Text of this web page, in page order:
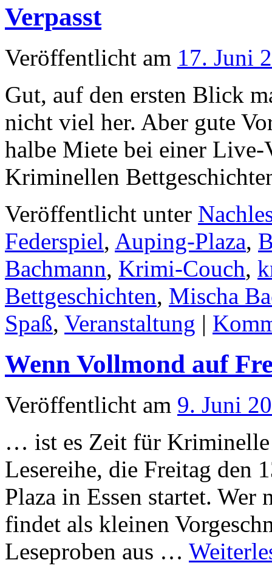
Verpasst
Veröffentlicht am 17. Juni
Gut, auf den ersten Blick
nicht viel her. Aber gute
halbe Miete bei einer Live-
Kriminellen
Veröffentlicht unter
Federspiel, Auping-Plaza,
Bachmann, Krimi-Couch,
Bettgeschichten, Mischa
Spaß, Veranstaltung |
Wenn Vollmond auf
Veröffentlicht am 9. Juni
… ist es Zeit für Kriminelle
Lesereihe, die Freitag den
Plaza in Essen startet.
findet als kleinen
Leseproben aus …